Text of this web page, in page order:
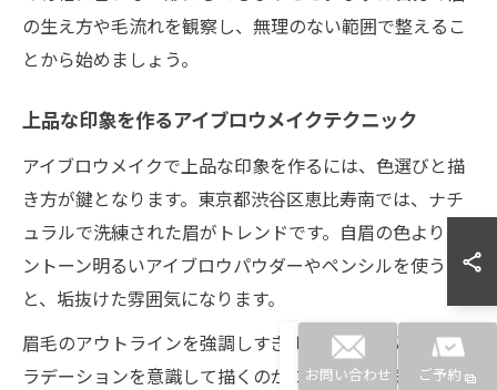
の生え方や毛流れを観察し、無理のない範囲で整えるこ
とから始めましょう。
上品な印象を作るアイブロウメイクテクニック
アイブロウメイクで上品な印象を作るには、色選びと描
き方が鍵となります。東京都渋谷区恵比寿南では、ナチ
ュラルで洗練された眉がトレンドです。自眉の色よりワ
ントーン明るいアイブロウパウダーやペンシルを使う
と、垢抜けた雰囲気になります。
眉毛のアウトラインを強調しすぎず、ふんわりとしたグ
ラデーションを意識して描くのがコツです。眉頭はぼか
お問い合わせ ご予約